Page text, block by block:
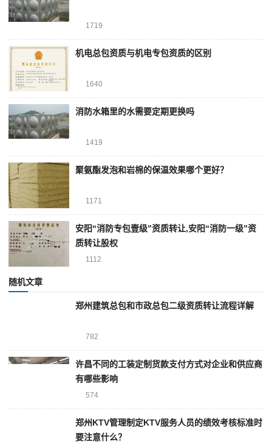
1719
机电总包资质与机电专包资质的区别
1640
消防水箱里的水需要定期更换吗
1419
聚氨酯发泡和岩棉的保温效果哪个更好？
1171
安阳“消防专包壹级”资质转让,安阳“消防一级”资
质转让股权
1112
随机文章
郑州建筑总包和市政总包二级资质转让流程详解
782
许昌不同的工装定制货款支付方式对企业和供应商
有哪些影响
574
郑州KTV管理制定KTV服务人员的绩效考核标准时
要注意什么？